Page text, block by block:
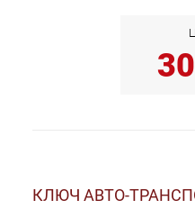
КЛЮЧ АВТО-